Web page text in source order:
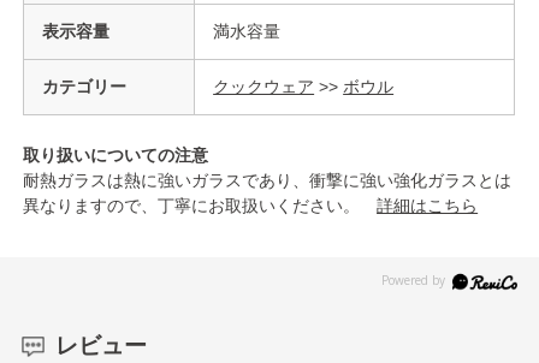
表示容量 満水容量
カテゴリー クックウェア >>ボウル
取り扱いについての注意
耐熱ガラスは熱に強いガラスであり、衝撃に強い強化ガラスとは
異なりますので、丁寧にお取扱いください。詳細はこちら
レビュー